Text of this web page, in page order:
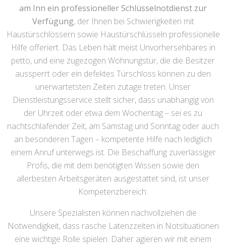
am Inn ein professioneller Schlüsselnotdienst zur
Verfügung, der Ihnen bei Schwierigkeiten mit
Haustürschlössern sowie Haustürschlüsseln professionelle
Hilfe offeriert. Das Leben hält meist Unvorhersehbares in
petto, und eine zugezogen Wohnungstür, die die Besitzer
aussperrt oder ein defektes Türschloss können zu den
unerwartetsten Zeiten zutage treten. Unser
Dienstleistungsservice stellt sicher, dass unabhängig von
der Uhrzeit oder etwa dem Wochentag – sei es zu
nachtschlafender Zeit, am Samstag und Sonntag oder auch
an besonderen Tagen – kompetente Hilfe nach lediglich
einem Anruf unterwegs ist. Die Beschaffung zuverlässiger
Profis, die mit dem benötigten Wissen sowie den
allerbesten Arbeitsgeräten ausgestattet sind, ist unser
Kompetenzbereich.
Unsere Spezialisten können nachvollziehen die
Notwendigkeit, dass rasche Latenzzeiten in Notsituationen
eine wichtige Rolle spielen. Daher agieren wir mit einem